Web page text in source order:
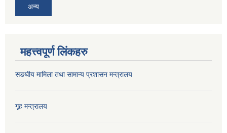
अन्य
महत्त्वपूर्ण लिंकहरु
सङघीय मामिला तथा सामान्य प्रशासन मन्‍त्रालय
गृह मन्त्रालय